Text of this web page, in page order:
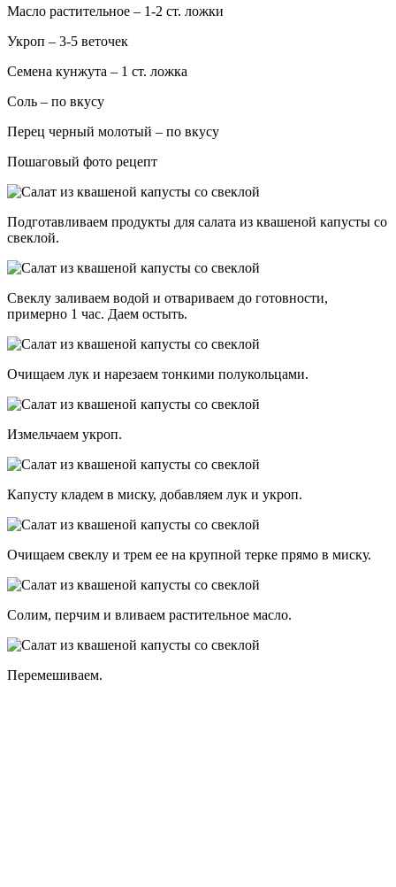
Масло растительное – 1-2 ст. ложки
Укроп – 3-5 веточек
Семена кунжута – 1 ст. ложка
Соль – по вкусу
Перец черный молотый – по вкусу
Пошаговый фото рецепт
Подготавливаем продукты для салата из квашеной капусты со
свеклой.
Свеклу заливаем водой и отвариваем до готовности,
примерно 1 час. Даем остыть.
Очищаем лук и нарезаем тонкими полукольцами.
Измельчаем укроп.
Капусту кладем в миску, добавляем лук и укроп.
Очищаем свеклу и трем ее на крупной терке прямо в миску.
Солим, перчим и вливаем растительное масло.
Перемешиваем.